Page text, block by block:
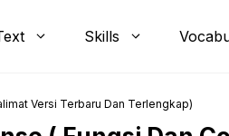
Skills
Versi Terbaru Dan Terlengkap)